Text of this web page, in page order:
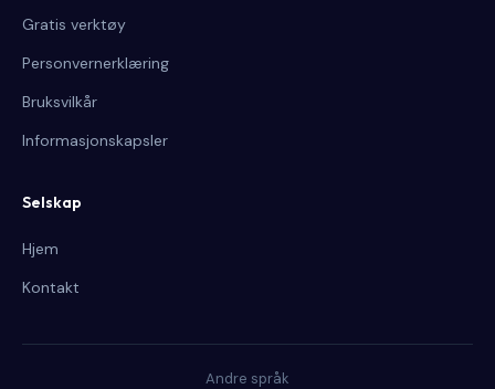
Gratis verktøy
Personvernerklæring
Bruksvilkår
Informasjonskapsler
Selskap
Hjem
Kontakt
Andre språk